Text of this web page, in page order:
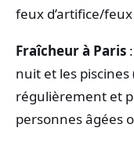
feux d’artifice/
Fraîcheur à Paris
nuit et les piscines
régulièrement et
personnes âgées